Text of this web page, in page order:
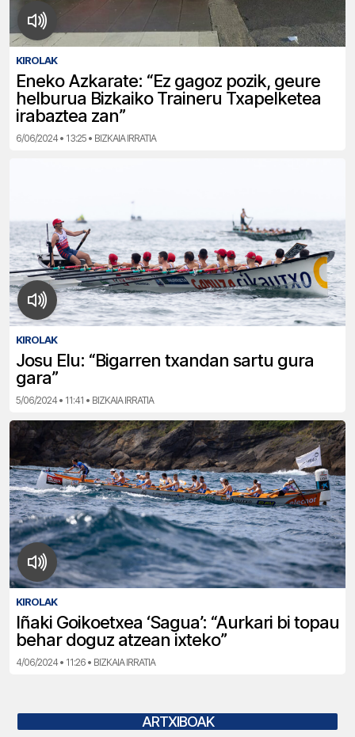
KIROLAK
Eneko Azkarate: “Ez gagoz pozik, geure
helburua Bizkaiko Traineru Txapelketea
irabaztea zan”
6/06/2024 • 13:25 • BIZKAIA IRRATIA
KIROLAK
Josu Elu: “Bigarren txandan sartu gura
gara”
5/06/2024 • 11:41 • BIZKAIA IRRATIA
KIROLAK
Iñaki Goikoetxea ‘Sagua’: “Aurkari bi topau
behar doguz atzean ixteko”
4/06/2024 • 11:26 • BIZKAIA IRRATIA
ARTXIBOAK